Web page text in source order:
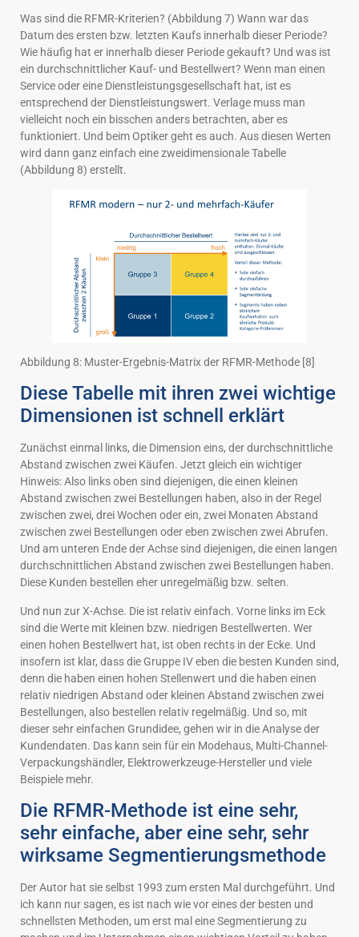
Was sind die RFMR-Kriterien? (Abbildung 7) Wann war das
Datum des ersten bzw. letzten Kaufs innerhalb dieser Periode?
Wie häufig hat er innerhalb dieser Periode gekauft? Und was ist
ein durchschnittlicher Kauf- und Bestellwert? Wenn man einen
Service oder eine Dienstleistungsgesellschaft hat, ist es
entsprechend der Dienstleistungswert. Verlage muss man
vielleicht noch ein bisschen anders betrachten, aber es
funktioniert. Und beim Optiker geht es auch. Aus diesen Werten
wird dann ganz einfach eine zweidimensionale Tabelle
(Abbildung 8) erstellt.
Abbildung 8: Muster-Ergebnis-Matrix der RFMR-Methode [8]
Diese Tabelle mit ihren zwei wichtige
Dimensionen ist schnell erklärt
Zunächst einmal links, die Dimension eins, der durchschnittliche
Abstand zwischen zwei Käufen. Jetzt gleich ein wichtiger
Hinweis: Also links oben sind diejenigen, die einen kleinen
Abstand zwischen zwei Bestellungen haben, also in der Regel
zwischen zwei, drei Wochen oder ein, zwei Monaten Abstand
zwischen zwei Bestellungen oder eben zwischen zwei Abrufen.
Und am unteren Ende der Achse sind diejenigen, die einen langen
durchschnittlichen Abstand zwischen zwei Bestellungen haben.
Diese Kunden bestellen eher unregelmäßig bzw. selten.
Und nun zur X-Achse. Die ist relativ einfach. Vorne links im Eck
sind die Werte mit kleinen bzw. niedrigen Bestellwerten. Wer
einen hohen Bestellwert hat, ist oben rechts in der Ecke. Und
insofern ist klar, dass die Gruppe IV eben die besten Kunden sind,
denn die haben einen hohen Stellenwert und die haben einen
relativ niedrigen Abstand oder kleinen Abstand zwischen zwei
Bestellungen, also bestellen relativ regelmäßig. Und so, mit
dieser sehr einfachen Grundidee, gehen wir in die Analyse der
Kundendaten. Das kann sein für ein Modehaus, Multi-Channel-
Verpackungshändler, Elektrowerkzeuge-Hersteller und viele
Beispiele mehr.
Die RFMR-Methode ist eine sehr,
sehr einfache, aber eine sehr, sehr
wirksame Segmentierungsmethode
Der Autor hat sie selbst 1993 zum ersten Mal durchgeführt. Und
ich kann nur sagen, es ist nach wie vor eines der besten und
schnellsten Methoden, um erst mal eine Segmentierung zu